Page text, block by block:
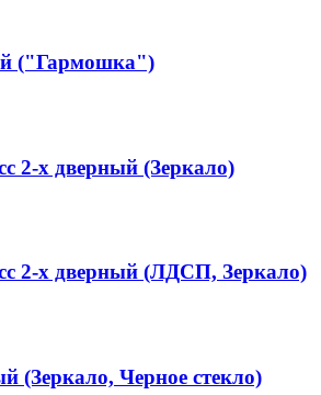
("Гармошка")
2-х дверный (Зеркало)
2-х дверный (ЛДСП, Зеркало)
(Зеркало, Черное стекло)